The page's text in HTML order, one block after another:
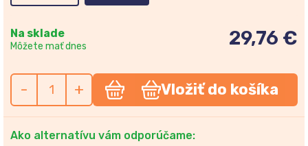
Na sklade
Môžete mať dnes 29,76 €
- + Vložiť do košíka
Ako alternatívu vám odporúčame: